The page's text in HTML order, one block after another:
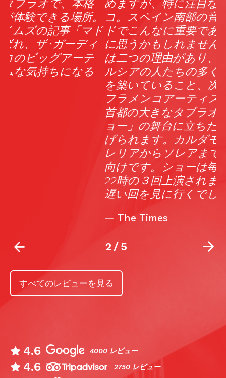
めますが、特に注目なのがフラメン
コ。スペイン南部の音楽がここマドリー
ドでこんなに重要であるなんて、不思議
に思うかもしれません。でも、これに
は二つの理由があり、まずは、アンダ
ルシアの人たちの多くがこの街で家庭
を築いていること、次に才能に恵まれた
フラメンコアーティストなら、誰でも
首都の大きなタブラオの「ディナーシ
ョー」の舞台に立ちたいと思うことが挙
げられます。カルダモモは本格的。ブ
レリアからソレアまで知っている観客
向けです。ショーは毎晩、18時、20時、
22時の３回上演されますが、当然、一番
遅い回を見に行くでしょう。
2/5
すべてのレビューを見る
4.6 4000 レビュー
4.6 2750 レビュー